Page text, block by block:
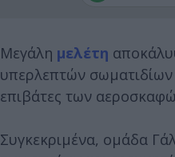
Μεγάλη μελέτη
υπερλεπτών σωματιδίων
επιβάτες των
Συγκεκριμένα, ομάδα